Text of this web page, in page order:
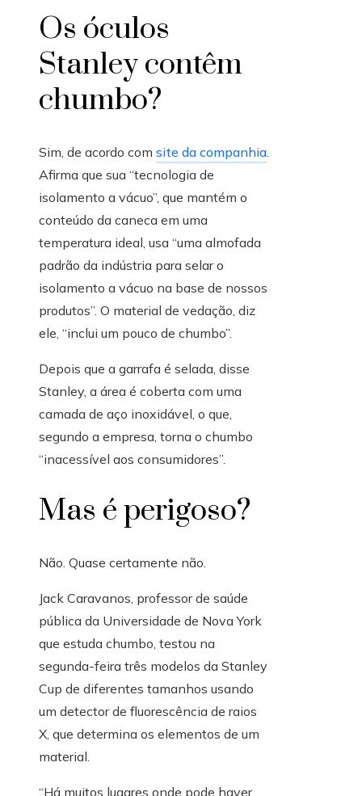
Os óculos
Stanley contêm
chumbo?
Sim, de acordo com site da companhia
Afirma que sua “tecnologia de
isolamento a vácuo”, que mantém o
conteúdo da caneca em uma
temperatura ideal, usa “uma almofada
padrão da indústria para selar o
isolamento a vácuo na base de nossos
produtos”. O material de vedação, diz
ele, “inclui um pouco de chumbo”.
Depois que a garrafa é selada, disse
Stanley, a área é coberta com uma
camada de aço inoxidável, o que,
segundo a empresa, torna o chumbo
“inacessível aos consumidores”.
Mas é perigoso?
Não. Quase certamente não.
Jack Caravanos, professor de saúde
pública da Universidade de Nova York
que estuda chumbo, testou na
segunda-feira três modelos da Stanley
Cup de diferentes tamanhos usando
um detector de fluorescência de raios
X, que determina os elementos de um
material.
“Há muitos lugares onde pode haver